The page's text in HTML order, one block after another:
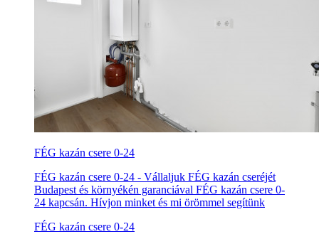
FÉG kazán csere 0-24
FÉG kazán csere 0-24 - Vállaljuk FÉG kazán cseréjét
Budapest és környékén garanciával FÉG kazán csere 0-
24 kapcsán. Hívjon minket és mi örömmel segítünk
FÉG kazán csere 0-24